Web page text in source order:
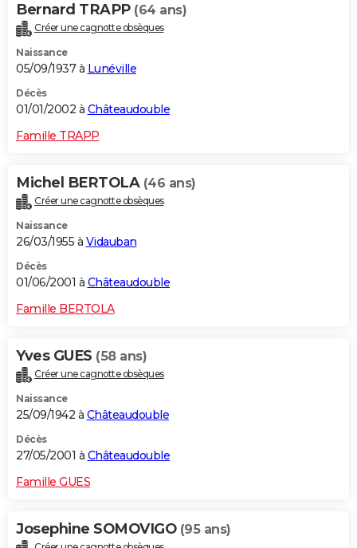
Bernard TRAPP (64 ans)
Créer une cagnotte obsèques
Naissance
05/09/1937 à Lunéville
Décès
01/01/2002 à Châteaudouble
Famille TRAPP
Michel BERTOLA (46 ans)
Créer une cagnotte obsèques
Naissance
26/03/1955 à Vidauban
Décès
01/06/2001 à Châteaudouble
Famille BERTOLA
Yves GUES (58 ans)
Créer une cagnotte obsèques
Naissance
25/09/1942 à Châteaudouble
Décès
27/05/2001 à Châteaudouble
Famille GUES
Josephine SOMOVIGO (95 ans)